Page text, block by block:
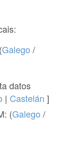
Galego /
datos
| Castelán ]
(Galego /